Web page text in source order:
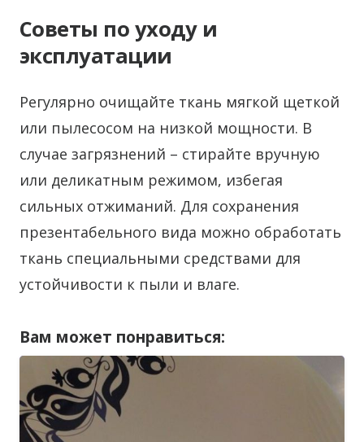
Советы по уходу и
эксплуатации
Регулярно очищайте ткань мягкой щеткой
или пылесосом на низкой мощности. В
случае загрязнений – стирайте вручную
или деликатным режимом, избегая
сильных отжиманий. Для сохранения
презентабельного вида можно обработать
ткань специальными средствами для
устойчивости к пыли и влаге.
Вам может понравиться: